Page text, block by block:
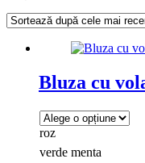
Bluza cu
roz
verde menta